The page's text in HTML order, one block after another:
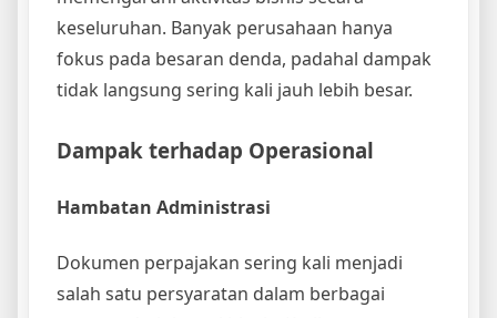
keseluruhan. Banyak perusahaan hanya
fokus pada besaran denda, padahal dampak
tidak langsung sering kali jauh lebih besar.
Dampak terhadap Operasional
Hambatan Administrasi
Dokumen perpajakan sering kali menjadi
salah satu persyaratan dalam berbagai